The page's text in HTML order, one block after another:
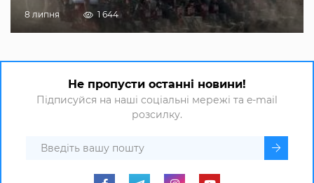
8 липня 1 644
Не пропусти останні новини!
Підписуйся на наші соціальні мережі та e-mail
розсилку.